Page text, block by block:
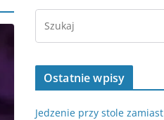
Ostatnie wpisy
Jedzenie przy stole